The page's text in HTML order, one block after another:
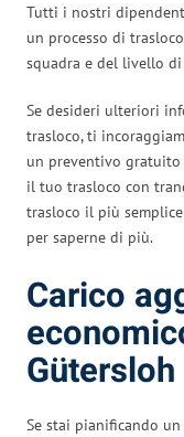
Tutti i nostri
un processo di
squadra e del livello
Se desideri ulteriori
trasloco, ti
un preventivo
il tuo trasloco con
trasloco il più
per saperne di più.
Carico
Gütersloh
Se stai pianificando